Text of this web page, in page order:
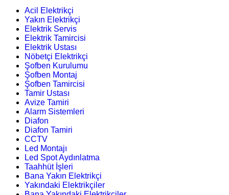
Acil Elektrikçi
Yakın Elektrikçi
Elektrik Servis
Elektrik Tamircisi
Elektrik Ustası
Nöbetçi Elektrikçi
Şofben Kurulumu
Şofben Montaj
Şofben Tamircisi
Tamir Ustası
Avize Tamiri
Alarm Sistemleri
Diafon
Diafon Tamiri
CCTV
Led Montajı
Led Spot Aydınlatma
Taahhüt İşleri
Bana Yakın Elektrikçi
Yakındaki Elektrikçiler